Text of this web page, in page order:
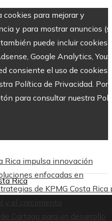
para mejorar y
y para mostrar anuncios
puede incluir cookies
Google Analytics,
consiente el uso de cookies.
Política de Privacidad. Por
para consultar nuestra
Rica impulsa innovación
enfocadas en
de KPMG Costa Rica
y el crecimiento
Cartago para un desarrollo